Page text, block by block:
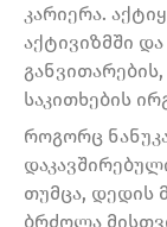
კარიერა.
აქტივიზმში
საკითხების
როგორც
თუმცა, დედის
ბრძოლა